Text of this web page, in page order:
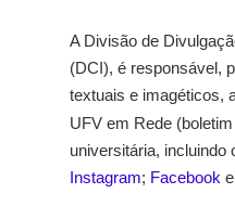
A Divisão de
(DCI), é responsável,
textuais e imagéticos,
UFV em Rede
universitária,
Instagram; Facebook e